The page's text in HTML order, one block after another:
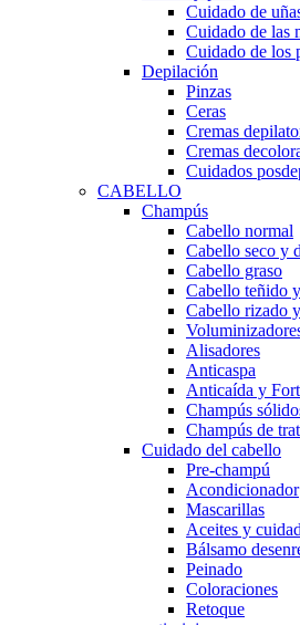
Cuidado de
Cuidado de las
Cuidado de los
Depilación
Pinzas
Ceras
Cremas
Cremas
Cuidados
CABELLO
Champús
Cabello normal
Cabello seco y
Cabello graso
Cabello teñido
Cabello rizado
Alisadores
Anticaspa
Anticaída y
Champús
Champús de
Cuidado del cabello
Pre-champú
Acondicionador
Mascarillas
Aceites y
Bálsamo
Peinado
Coloraciones
Retoque